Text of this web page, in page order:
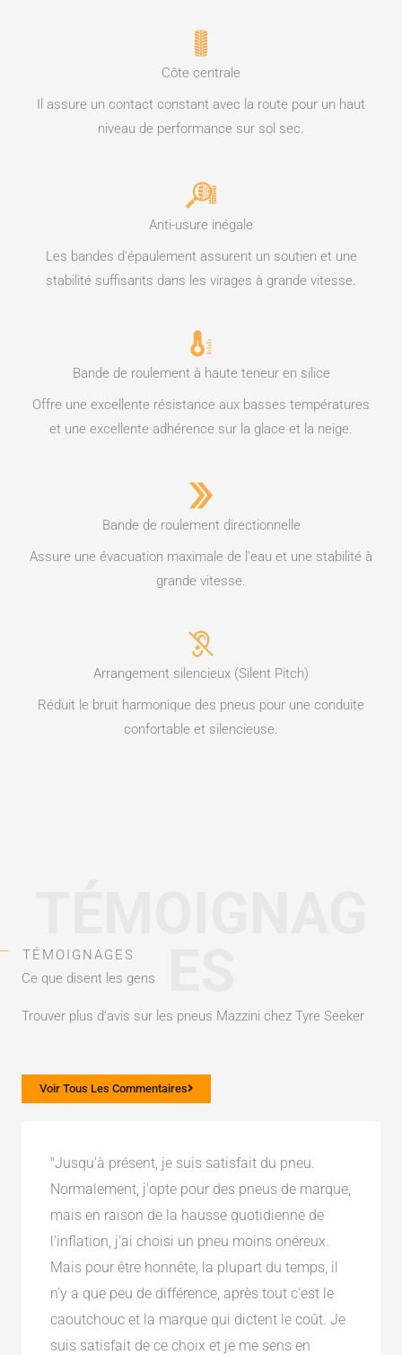
Côte centrale
Il assure un contact constant avec la route pour un haut
niveau de performance sur sol sec.
Anti-usure inégale
Les bandes d'épaulement assurent un soutien et une
stabilité suffisants dans les virages à grande vitesse.
Bande de roulement à haute teneur en silice
Offre une excellente résistance aux basses températures
et une excellente adhérence sur la glace et la neige.
Bande de roulement directionnelle
Assure une évacuation maximale de l'eau et une stabilité à
grande vitesse.
Arrangement silencieux (Silent Pitch)
Réduit le bruit harmonique des pneus pour une conduite
confortable et silencieuse.
TÉMOIGNAGES
Ce que disent les gens
Trouver plus d'avis sur les pneus Mazzini chez Tyre Seeker
Voir Tous Les Commentaires
"Jusqu'à présent, je suis satisfait du pneu.
Normalement, j'opte pour des pneus de marque,
mais en raison de la hausse quotidienne de
l'inflation, j'ai choisi un pneu moins onéreux.
Mais pour être honnête, la plupart du temps, il
n'y a que peu de différence, après tout c'est le
caoutchouc et la marque qui dictent le coût. Je
suis satisfait de ce choix et je me sens en